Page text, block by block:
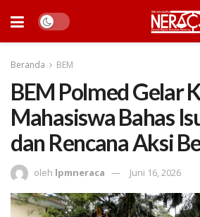
Beranda BEM
BEM Polmed Gelar
Mahasiswa Bahas
dan Rencana Aksi
oleh lpmneraca Juni 16, 2026